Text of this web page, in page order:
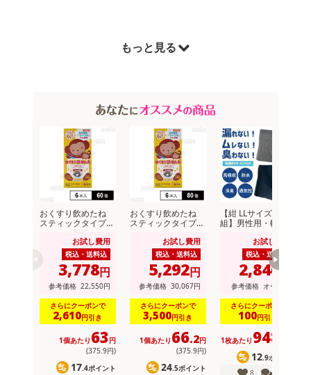
う油、糖蜜、砂糖、その他)、その他〕、砂糖、なたね油、香味食用油、しょう油、中鎖脂肪酸
油／増粘剤(加工でん粉)、調味料(アミノ酸等)、カラメル色素、酸味料、香辛料抽出物、(一部に
小麦・牛肉・大豆・りんご・ゼラチンを含む)
たんぱく質2.3g 脂質7.3g 炭水化物23.0g(糖質：22.2g 食物繊維：0.8g)食塩相当量1.2g 亜鉛：
0.2mg カルシウム：7.0mg カリウム：75.0mg リン：35.0mg
小麦・牛肉・大豆・りんご・ゼラチン
注意事項
■こちらは、抽選サンプル
となっております。抽選にご当選された方
に商品をお送りいたします。
■抽選予定日は目安の為、前後する場合がございます。
もっと見る
おくすり飲めたね
スティックタイプ
お試し費用
税込・送料込
3,778円
参考価格 22,550円
さらにクーポンで
2,610円引き
1個あたり 63円
(375.9円)
17.4ポイント
おくすり飲めたね
スティックタイプ
お試し費用
税込・送料込
5,292円
参考価格 30,067円
さらにクーポンで
3,500円引き
1個あたり 66.2円
(375.9円)
24.5ポイント
【紺 LLサイズ/3枚
組】男性用・軽失禁
ーパンツDXお試し費用
税込・送料込
2,846
参考価格 オープン
さらにクーポンで
100円引き
1枚あたり 948
12.9ポイント